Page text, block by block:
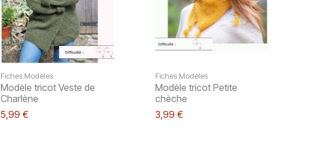
Fiches Modèles
Modèle tricot Veste de
Charlène
5,99 €
Fiches Modèles
Modèle tricot Petite
chèche
3,99 €